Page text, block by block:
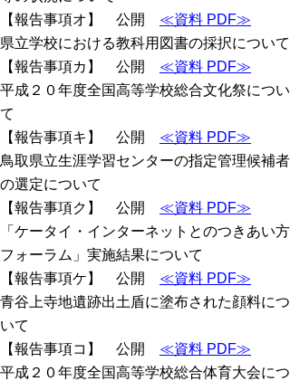
【報告事項オ】 公開 ≪資料 PDF≫
県立学校における教科用図書の採択について
【報告事項カ】 公開 ≪資料 PDF≫
平成２０年度全国高等学校総合文化祭につい
て
【報告事項キ】 公開 ≪資料 PDF≫
鳥取県立生涯学習センターの指定管理候補者
の選定について
【報告事項ク】 公開 ≪資料 PDF≫
「ケータイ・インターネットとのつきあい方
フォーラム」実施結果について
【報告事項ケ】 公開 ≪資料 PDF≫
青谷上寺地遺跡出土盾に塗布された顔料につ
いて
【報告事項コ】 公開 ≪資料 PDF≫
平成２０年度全国高等学校総合体育大会につ